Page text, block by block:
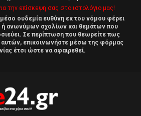
την επίσκεψη σας στο ιστολόγιο μας!
ουδεμία ευθύνη εκ του νόμου φέρει
ανωνύμων σχολίων και θεμάτων που
Σε περίπτωση που θεωρείτε πως
αυτών, επικοινωνήστε μέσω της φόρμας
έτσι ώστε να αφαιρεθεί.